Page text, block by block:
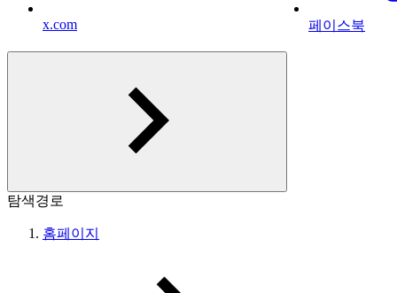
x.com 페이스북
탐색경로
홈페이지